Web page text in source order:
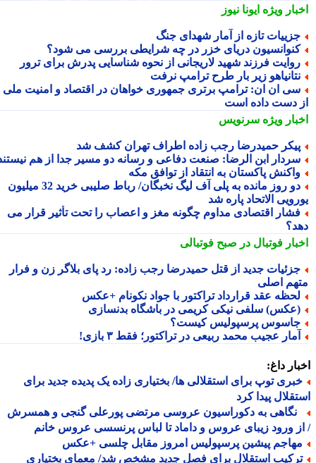
ویژهایونا نیوز
تازه از آمار شهدای جنگ
دریای خزر در چه شرایطی بررسی می شود؟
فرزند شهید لاریجانی از نحوه شناسایی پدرش برای ترور
زیر بار طرح ترامپ نرفت
ان ان: ترامپ برتری جمهوری خواهان در اقتصاد و امنیت ملی را
دست داده است
ویژهسرنویس
حمیدرضا رجب زاده اطراف تهران کشف شد
ابن الرضا: صنعت دفاعی و رسانه دو مسیر جدا از هم نیستند
پاکستان به انتقاد از توافق مکه
دو روز مانده به پلی آف لیگ نخبگان/ رباط صلیبی خرید 32 میلیون
الاتحاد پاره شد
اقتصادی مداوم چگونه مغز و اعصاب را تحت تأثیر قرار می
فوتبال در صبح فوتبالی
جدید از قتل حمیدرضا رجب زاده: رد پای بلاگر زن و فرار
اصلی
عقد قرارداد تراکتور با جواد نکونام +عکس
سلفی نیکی کریمی در باشگاه بدنسازی
پرسپولیس کیست؟
عجیب محمد ربیعی در تراکتور؛ فقط ۳ بازی!
داغ:
توپ برای استقلالی ها/ بختیاری زاده یک پدیده جدید برای
پیدا کرد
به دکوراسیون عروسی مرتضی پورعلی گنجی و همسرش
ورود زیبای عروس و داماد تا لباس پرنسسی عروس خانم
پیشین پرسپولیس امروز مقابل چلسی +عکس
استقلال برای فصل جدید مشخص شد/ معمای بختیاری